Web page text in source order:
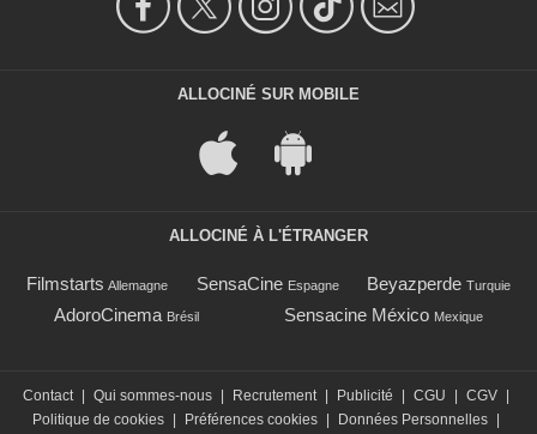
ALLOCINÉ SUR MOBILE
ALLOCINÉ À L'ÉTRANGER
Filmstarts Allemagne SensaCine Espagne Beyazperde Turquie
AdoroCinema Brésil Sensacine México Mexique
Contact Qui sommes-nous Recrutement Publicité CGU CGV
Politique de cookies
Préférences cookies Données Personnelles